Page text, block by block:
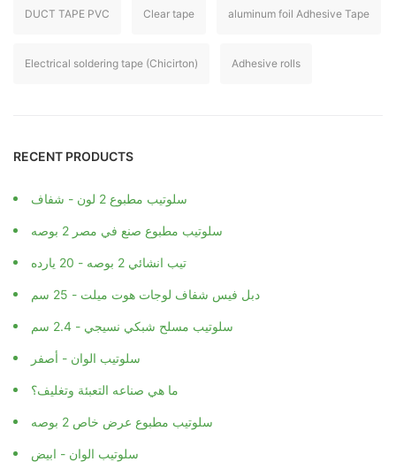
DUCT TAPE PVC Clear tape aluminum foil Adhesive Tape
Electrical soldering tape (Chicirton) Adhesive rolls
RECENT PRODUCTS
سلوتيب مطبوع 2 لون - شفاف
سلوتيب مطبوع صنع في مصر 2 بوصه
تيب انشائي 2 بوصه - 20 يارده
دبل فيس شفاف لوجات هوت ميلت - 25 سم
سلوتيب مسلح شبكي نسيجي - 2.4 سم
سلوتيب الوان - أصفر
ما هي صناعه التعبئة وتغليف؟
سلوتيب مطبوع عرض خاص 2 بوصه
سلوتيب الوان - ابيض